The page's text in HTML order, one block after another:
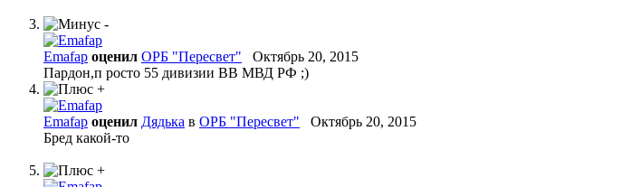
Emafap оценил ОРБ "Пересвет"
Октябрь 20, 2015
Пардон,п росто 55 дивизии ВВ МВД РФ ;)
Emafap оценил Дядька в ОРБ "Пересвет"
Октябрь 20, 2015
Бред какой-то